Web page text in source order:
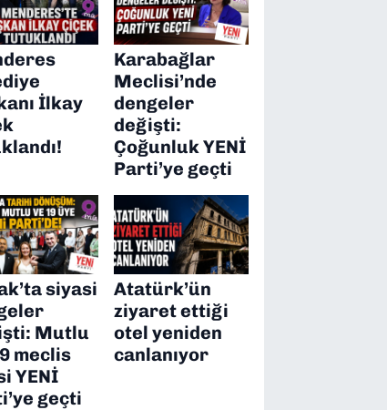
İlkay
Karabağlar
Meclisi’nde
dengeler
değişti:
Çoğunluk YENİ
Parti’ye geçti
siyasi
Mutlu
meclis
YENİ
geçti
Atatürk’ün
ziyaret ettiği
otel yeniden
canlanıyor